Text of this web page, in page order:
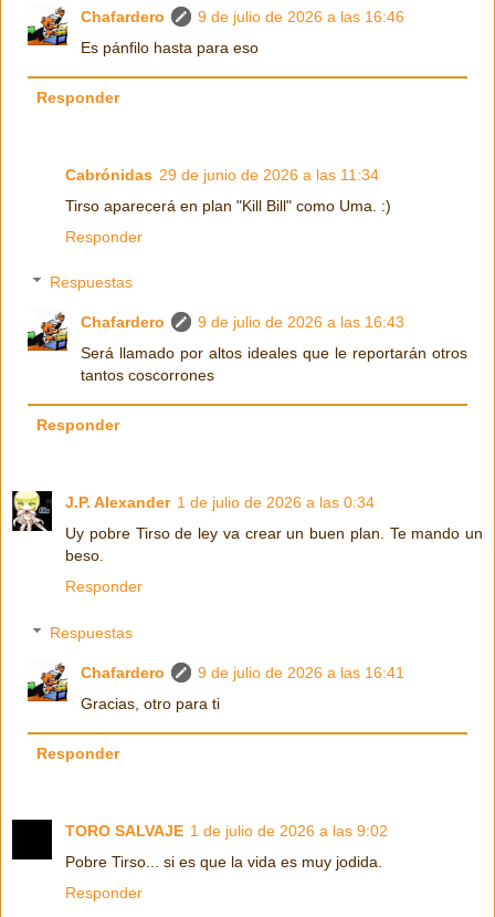
Chafardero
9 de julio de 2026 a las 16:46
Es pánfilo hasta para eso
Responder
Cabrónidas 29 de junio de 2026 a las 11:34
Tirso aparecerá en plan "Kill Bill" como Uma. :)
Responder
Respuestas
Chafardero
9 de julio de 2026 a las 16:43
Será llamado por altos ideales que le reportarán otros
tantos coscorrones
Responder
J.P. Alexander 1 de julio de 2026 a las 0:34
Uy pobre Tirso de ley va crear un buen plan. Te mando un
beso.
Responder
Respuestas
Chafardero
9 de julio de 2026 a las 16:41
Gracias, otro para ti
Responder
TORO SALVAJE 1 de julio de 2026 a las 9:02
Pobre Tirso... si es que la vida es muy jodida.
Responder